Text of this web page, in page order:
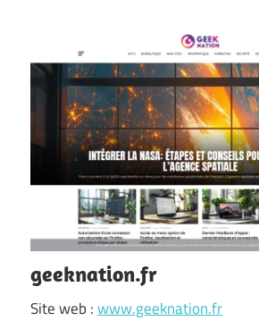
geeknation.fr
Site web :www.geeknation.fr